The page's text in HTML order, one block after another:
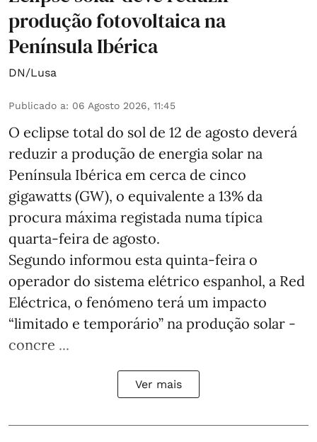
produção fotovoltaica na
Península Ibérica
DN/Lusa
Publicado a: 06 Agosto 2026, 11:45
O eclipse total do sol de 12 de agosto deverá
reduzir a produção de energia solar na
Península Ibérica em cerca de cinco
gigawatts (GW), o equivalente a 13% da
procura máxima registada numa típica
quarta-feira de agosto.
Segundo informou esta quinta-feira o
operador do sistema elétrico espanhol, a Red
Eléctrica, o fenómeno terá um impacto
“limitado e temporário” na produção solar -
concre ...
Ver mais